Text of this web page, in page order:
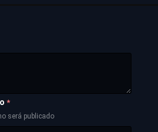
*
será publicado